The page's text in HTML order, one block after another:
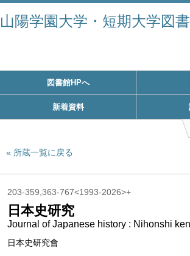
山陽学園大学・短期大学図
図書館HPへ
新着資料
所蔵一覧に戻る
203-359,363-767<1993-2026>+
日本史研究
Journal of Japanese history : Nihonshi
日本史研究會